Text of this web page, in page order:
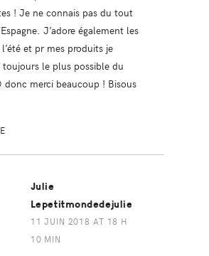
! Je ne connais pas du tout
J’adore également les
et pr mes produits je
toujours le plus possible du
donc merci beaucoup ! Bisous
Julie
Lepetitmondedejulie
11 JUIN 2018 AT 18 H
10 MIN